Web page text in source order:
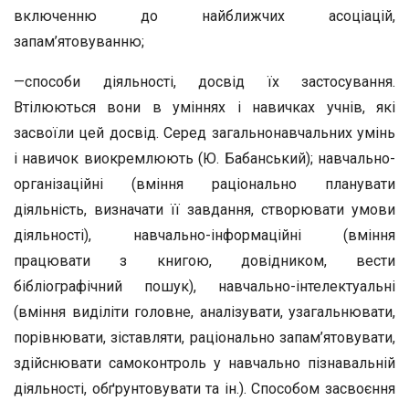
включенню до найближчих асоціацій,
запам’ятовуванню;
—способи діяльності, досвід їх застосування.
Втілюють­ся вони в уміннях і навичках учнів, які
засвоїли цей досвід. Серед загальнонавчальних умінь
і навичок виокремлюють (Ю. Бабанський); навчально-
організаційні (вміння раціо­нально планувати
діяльність, визначати її завдання, створю­вати умови
діяльності), навчально-інформаційні (вміння
працювати з книгою, довідником, вести
бібліографічний пошук), навчально-інтелектуальні
(вміння виділіти голо­вне, аналізувати, узагальнювати,
порівнювати, зіставляти, раціонально запам’ятовувати,
здійснювати самоконтроль у навчально пізнавальній
діяльності, обґрунтовувати та ін.). Способом засвоєння